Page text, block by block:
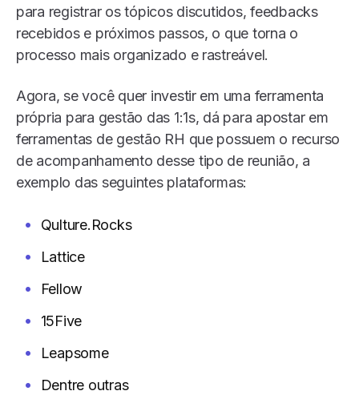
para registrar os tópicos discutidos, feedbacks
recebidos e próximos passos, o que torna o
processo mais organizado e rastreável.
Agora, se você quer investir em uma ferramenta
própria para gestão das 1:1s, dá para apostar em
ferramentas de gestão RH que possuem o recurso
de acompanhamento desse tipo de reunião, a
exemplo das seguintes plataformas:
Qulture.Rocks
Lattice
Fellow
15Five
Leapsome
Dentre outras